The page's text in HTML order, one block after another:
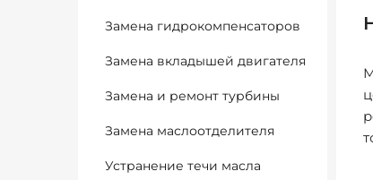
Замена гидрокомпенсаторов
Замена вкладышей двигателя
Замена и ремонт турбины
Замена маслоотделителя
Устранение течи масла